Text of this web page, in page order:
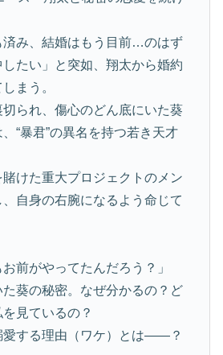
済み、結婚はもう目前…のはず
たい」と突如、翔太から婚約
まう。
られ、傷心のどん底にいた葵
“暴君”の異名を持つ若き天才
けた重大プロジェクトのメン
自身の右腕になるよう命じて
お前がやってたんだろう？」
葵の秘密。なぜ分かるの？ど
見ているの？
愛する理由（ワケ）とは——？